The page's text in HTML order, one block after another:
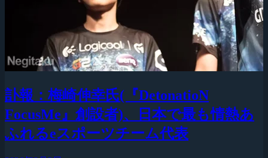
訃報：梅崎伸幸氏(『DetonatioN
FocusMe』創設者)、日本で最も情熱あ
ふれるeスポーツチーム代表